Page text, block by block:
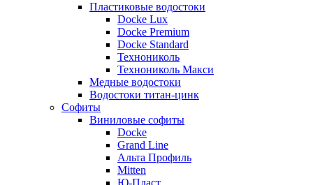
Пластиковые водостоки
Docke Lux
Docke Premium
Docke Standard
Технониколь
Технониколь Макси
Медные водостоки
Водостоки титан-цинк
Софиты
Виниловые софиты
Docke
Grand Line
Альта Профиль
Mitten
Ю-Пласт